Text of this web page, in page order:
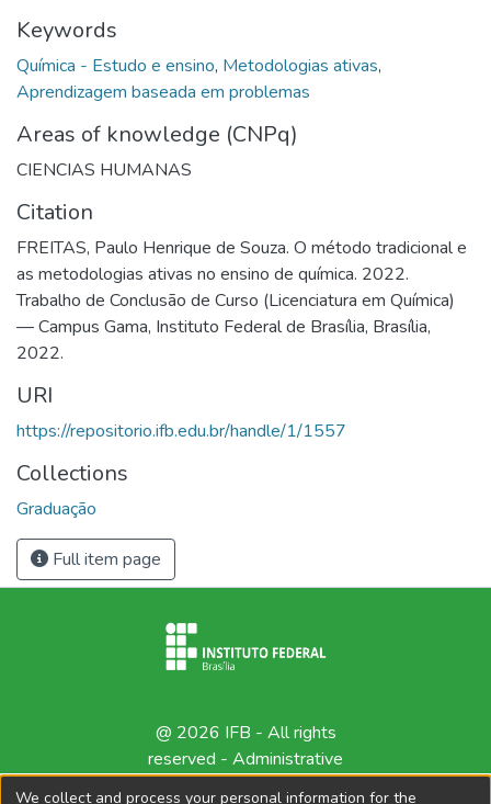
Keywords
Química - Estudo e ensino, Metodologias ativas,
Aprendizagem baseada em problemas
Areas of knowledge (CNPq)
CIENCIAS HUMANAS
Citation
FREITAS, Paulo Henrique de Souza. O método tradicional e
as metodologias ativas no ensino de química. 2022.
Trabalho de Conclusão de Curso (Licenciatura em Química)
— Campus Gama, Instituto Federal de Brasília, Brasília,
2022.
URI
https://repositorio.ifb.edu.br/handle/1/1557
Collections
Graduação
Full item page
@ 2026 IFB - All rights
reserved - Administrative
We collect and process your personal information for the